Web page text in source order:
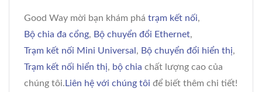
Good Way mời bạn khám phá trạm kết nối,
Bộ chia đa cổng, Bộ chuyển đổi Ethernet,
Trạm kết nối Mini Universal , Bộ chuyển đổi hiển thị,
Trạm kết nối hiển thị, bộ chia chất lượng cao của
chúng tôi. Liên hệ với chúng tôi để biết thêm chi tiết!